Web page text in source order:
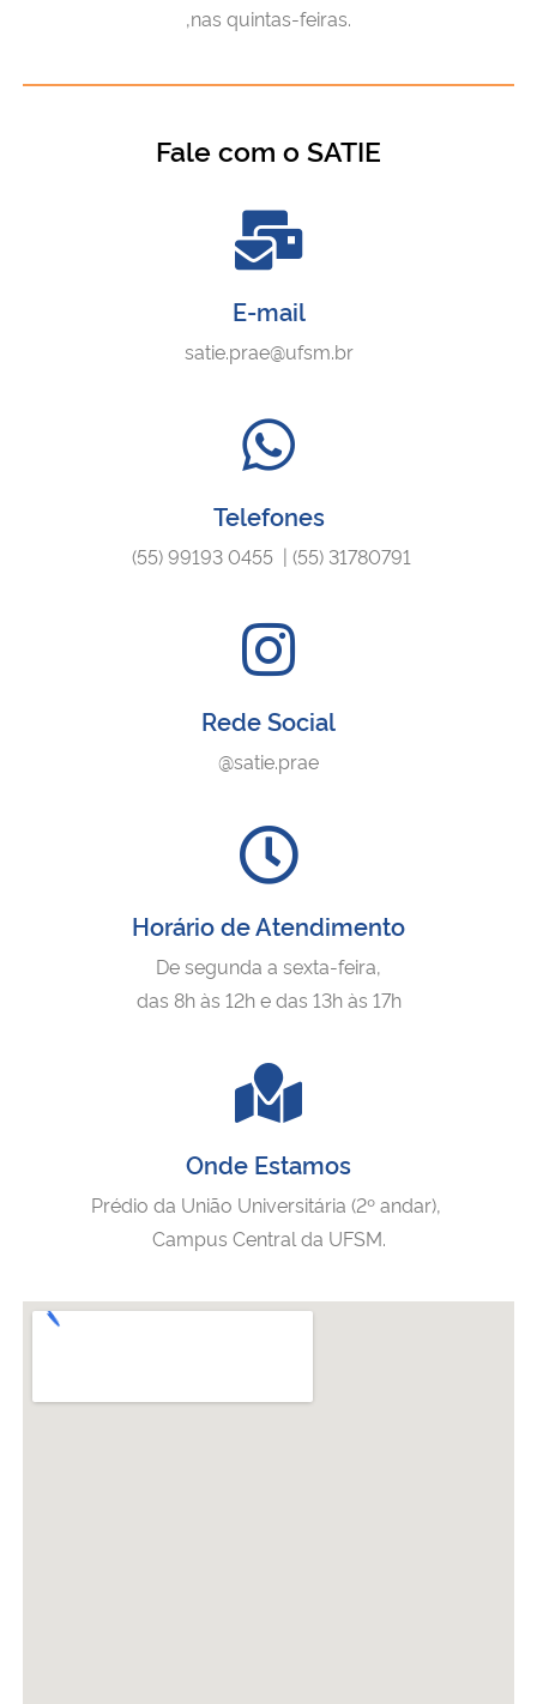
,nas quintas-feiras.
Fale com o SATIE
E-mail
satie.prae@ufsm.br
Telefones
(55) 99193 0455 | (55) 31780791
Rede Social
@satie.prae
Horário de Atendimento
De segunda a sexta-feira,
das 8h às 12h e das 13h às 17h
Onde Estamos
Prédio da União Universitária (2º andar),
Campus Central da UFSM.